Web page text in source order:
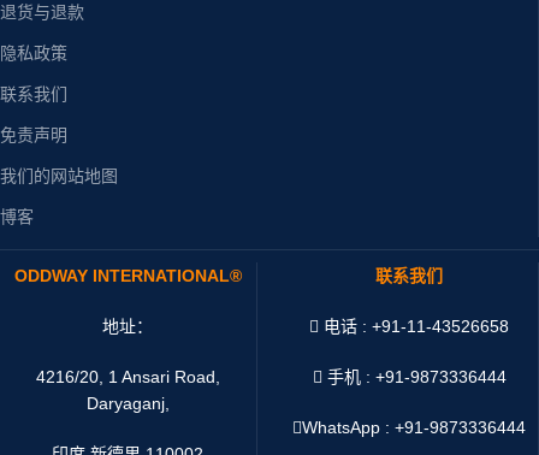
退货与退款
隐私政策
联系我们
免责声明
我们的网站地图
博客
ODDWAY INTERNATIONAL®
地址：
4216/20, 1 Ansari Road,
Daryaganj,
联系我们
电话 : +91-11-43526658
手机 : +91-9873336444
WhatsApp :+91-9873336444